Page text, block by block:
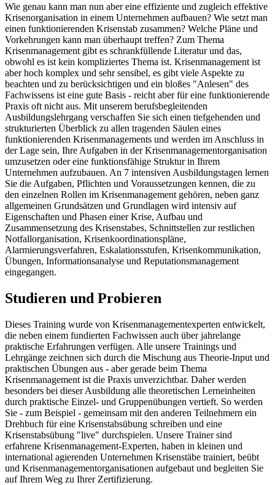
Wie genau kann man nun aber eine effiziente und zugleich effektive
Krisenorganisation in einem Unternehmen aufbauen? Wie setzt man
einen funktionierenden Krisenstab zusammen? Welche Pläne und
Vorkehrungen kann man überhaupt treffen? Zum Thema
Krisenmanagement gibt es schrankfüllende Literatur und das,
obwohl es ist kein kompliziertes Thema ist. Krisenmanagement ist
aber hoch komplex und sehr sensibel, es gibt viele Aspekte zu
beachten und zu berücksichtigen und ein bloßes "Anlesen" des
Fachwissens ist eine gute Basis - reicht aber für eine funktionierende
Praxis oft nicht aus. Mit unserem berufsbegleitenden
Ausbildungslehrgang verschaffen Sie sich einen tiefgehenden und
strukturierten Überblick zu allen tragenden Säulen eines
funktionierenden Krisenmanagements und werden im Anschluss in
der Lage sein, Ihre Aufgaben in der Krisenmanagementorganisation
umzusetzen oder eine funktionsfähige Struktur in Ihrem
Unternehmen aufzubauen. An 7 intensiven Ausbildungstagen lernen
Sie die Aufgaben, Pflichten und Voraussetzungen kennen, die zu
den einzelnen Rollen im Krisenmanagement gehören, neben ganz
allgemeinen Grundsätzen und Grundlagen wird intensiv auf
Eigenschaften und Phasen einer Krise, Aufbau und
Zusammensetzung des Krisenstabes, Schnittstellen zur restlichen
Notfallorganisation, Krisenkoordinationspläne,
Alarmierungsverfahren, Eskalationsstufen, Krisenkommunikation,
Übungen, Informationsanalyse und Reputationsmanagement
eingegangen.
Studieren und Probieren
Dieses Training wurde von Krisenmanagementexperten entwickelt,
die neben einem fundierten Fachwissen auch über jahrelange
praktische Erfahrungen verfügen. Alle unsere Trainings und
Lehrgänge zeichnen sich durch die Mischung aus Theorie-Input und
praktischen Übungen aus - aber gerade beim Thema
Krisenmanagement ist die Praxis unverzichtbar. Daher werden
besonders bei dieser Ausbildung alle theoretischen Lerneinheiten
durch praktische Einzel- und Gruppenübungen vertieft. So werden
Sie - zum Beispiel - gemeinsam mit den anderen Teilnehmern ein
Drehbuch für eine Krisenstabsübung schreiben und eine
Krisenstabsübung "live" durchspielen. Unsere Trainer sind
erfahrene Krisenmanagement-Experten, haben in kleinen und
international agierenden Unternehmen Krisenstäbe trainiert, beübt
und Krisenmanagementorganisationen aufgebaut und begleiten Sie
auf Ihrem Weg zu Ihrer Zertifizierung.